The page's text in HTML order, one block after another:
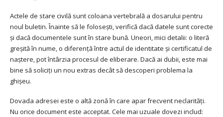
Actele de stare civilă sunt coloana vertebrală a dosarului pentru
noul buletin. Înainte să le folosești, verifică dacă datele sunt corecte
și dacă documentele sunt în stare bună. Uneori, mici detalii: o literă
greșită în nume, o diferență între actul de identitate și certificatul de
naștere, pot întârzia procesul de eliberare. Dacă ai dubii, este mai
bine să soliciți un nou extras decât să descoperi problema la
ghișeu.
Dovada adresei este o altă zonă în care apar frecvent neclarități.
Nu orice document este acceptat. Cele mai uzuale dovezi includ: